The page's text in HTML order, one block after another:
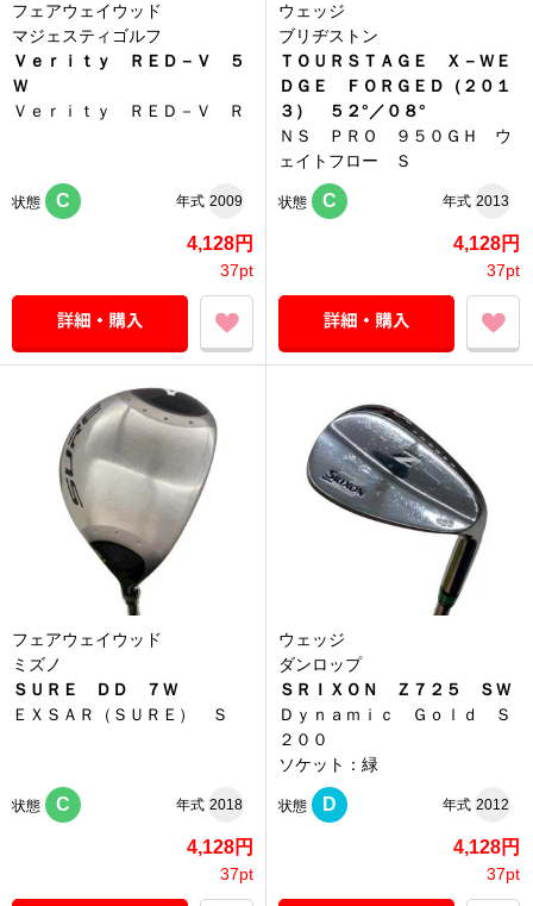
フェアウェイウッド
マジェスティゴルフ
Ｖｅｒｉｔｙ ＲＥＤ－Ｖ ５
Ｗ
Ｖｅｒｉｔｙ ＲＥＤ－Ｖ Ｒ
状態 C 年式 2009
4,128円
37pt
ウェッジ
ブリヂストン
ＴＯＵＲＳＴＡＧＥ Ｘ－ＷＥ
ＤＧＥ ＦＯＲＧＥＤ（２０１
３） ５２°／０８°
ＮＳ ＰＲＯ ９５０ＧＨ ウ
ェイトフロー Ｓ
状態 C 年式 2013
4,128円
37pt
フェアウェイウッド
ミズノ
ＳＵＲＥ ＤＤ ７Ｗ
ＥＸＳＡＲ（ＳＵＲＥ） Ｓ
状態 C 年式 2018
4,128円
37pt
ウェッジ
ダンロップ
ＳＲＩＸＯＮ Ｚ７２５ ＳＷ
Ｄｙｎａｍｉｃ Ｇｏｌｄ Ｓ
２００
ソケット：緑
状態 D 年式 2012
4,128円
37pt